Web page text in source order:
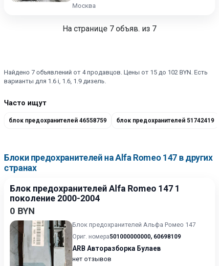
Москва
На странице 7 объяв. из 7
Найдено 7 объявлений от 4 продавцов. Цены от 15 до 102 BYN. Есть
варианты для 1.6 i, 1.6, 1.9 дизель.
Часто ищут
блок предохранителей 46558759 блок предохранителей 51742419
Блоки предохранителей на Alfa Romeo 147 в других
странах
Блок предохранителей Alfa Romeo 147 1
поколение 2000-2004
0 BYN
Блок предохранителей Альфа Ромео 147
Ориг. номера501000000000, 60698109
ARB Авторазборка Булаев
нет отзывов